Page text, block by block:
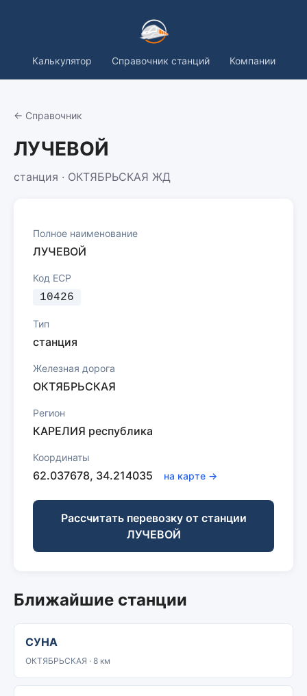
Калькулятор Справочник станций Компании
← Справочник
ЛУЧЕВОЙ
станция · ОКТЯБРЬСКАЯ ЖД
Полное наименование
ЛУЧЕВОЙ
Код ЕСР
10426
Тип
станция
Железная дорога
ОКТЯБРЬСКАЯ
Регион
КАРЕЛИЯ республика
Координаты
62.037678, 34.214035 на карте →
Рассчитать перевозку от станции
ЛУЧЕВОЙ
Ближайшие станции
СУНА
ОКТЯБРЬСКАЯ · 8 км